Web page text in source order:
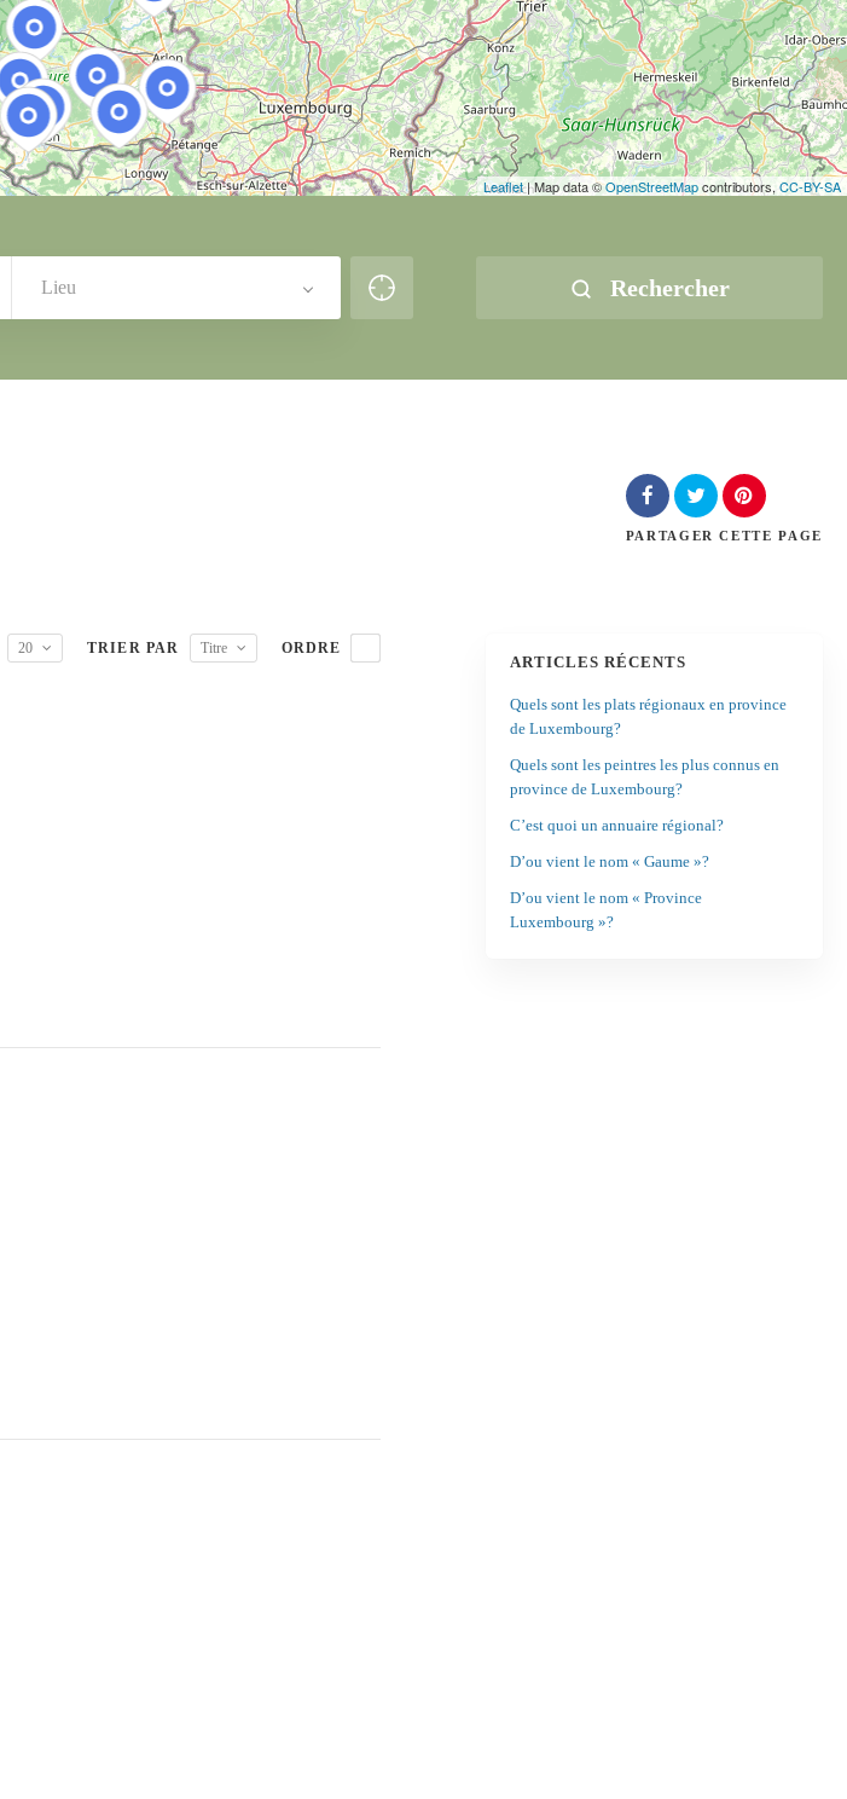
Leaflet| Map data ©OpenStreetMapcontributors, CC-BY-SA
Lieu Rechercher
PARTAGER CETTE PAGE
20 TRIER PAR Titre ORDRE
ARTICLES RÉCENTS
Quels sont les plats régionaux en province
de Luxembourg?
Quels sont les peintres les plus connus en
province de Luxembourg?
C’est quoi un annuaire régional?
D’ou vient le nom « Gaume »?
D’ou vient le nom « Province
Luxembourg »?